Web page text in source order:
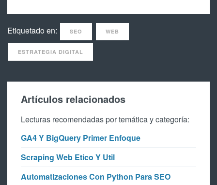
Etiquetado en: SEO WEB
ESTRATEGIA DIGITAL
Artículos relacionados
Lecturas recomendadas por temática y categoría:
GA4 Y BigQuery Primer Enfoque
Scraping Web Etico Y Util
Automatizaciones Con Python Para SEO